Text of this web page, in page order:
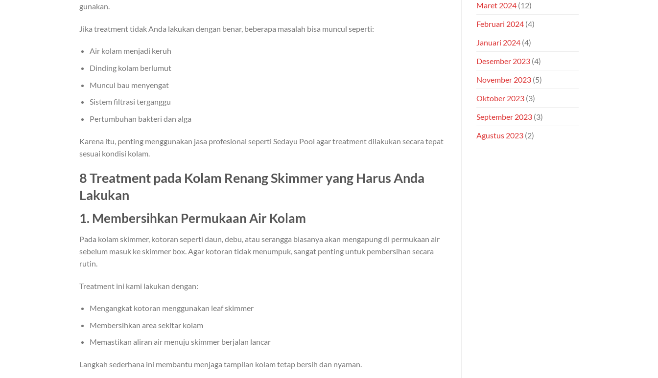
gunakan.
Jika treatment tidak Anda lakukan dengan benar, beberapa masalah bisa muncul seperti:
Air kolam menjadi keruh
Dinding kolam berlumut
Muncul bau menyengat
Sistem filtrasi terganggu
Pertumbuhan bakteri dan alga
Karena itu, penting menggunakan jasa profesional seperti Sedayu Pool agar treatment dilakukan secara tepat
sesuai kondisi kolam.
8 Treatment pada Kolam Renang Skimmer yang Harus Anda
Lakukan
1. Membersihkan Permukaan Air Kolam
Pada kolam skimmer, kotoran seperti daun, debu, atau serangga biasanya akan mengapung di permukaan air
sebelum masuk ke skimmer box. Agar kotoran tidak menumpuk, sangat penting untuk pembersihan secara
rutin.
Treatment ini kami lakukan dengan:
Mengangkat kotoran menggunakan leaf skimmer
Membersihkan area sekitar kolam
Memastikan aliran air menuju skimmer berjalan lancar
Langkah sederhana ini membantu menjaga tampilan kolam tetap bersih dan nyaman.
Maret 2024 (12)
Februari 2024 (4)
Januari 2024 (4)
Desember 2023 (4)
November 2023 (5)
Oktober 2023 (3)
September 2023 (3)
Agustus 2023 (2)